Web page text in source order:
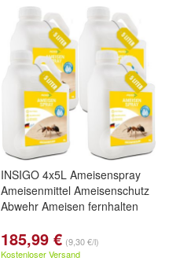
INSIGO 4x5L Ameisenspray
Ameisenmittel Ameisenschutz
Abwehr Ameisen fernhalten
185,99 € (9,30 €/l)
Kostenloser Versand